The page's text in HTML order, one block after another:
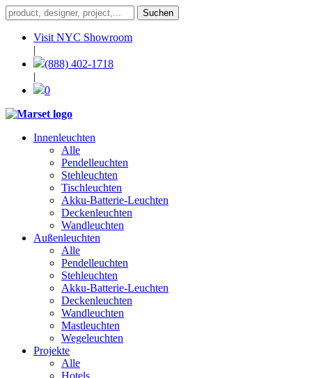
Visit NYC Showroom
|
(888) 402-1718
|
0
Innenleuchten
Alle
Pendelleuchten
Stehleuchten
Tischleuchten
Akku-Batterie-Leuchten
Deckenleuchten
Wandleuchten
Außenleuchten
Alle
Pendelleuchten
Stehleuchten
Akku-Batterie-Leuchten
Deckenleuchten
Wandleuchten
Mastleuchten
Wegeleuchten
Projekte
Alle
Hotels